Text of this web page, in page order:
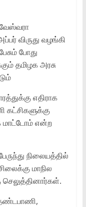
விருது வழங்கி
போது
தமிழக அரசு
எதிராக
கட்சிகளுக்கு
மாட்டோம் என்ற
நிலையத்தில்
மாநில